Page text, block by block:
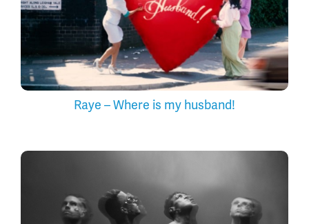
Raye – Where is my husband!